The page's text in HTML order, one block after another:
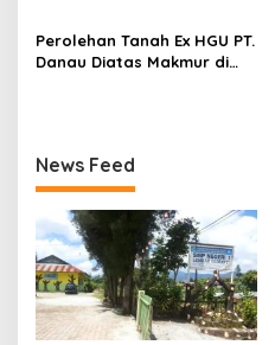
Batu Cupak
Perolehan Tanah Ex HGU PT.
Danau Diatas Makmur di
News Feed